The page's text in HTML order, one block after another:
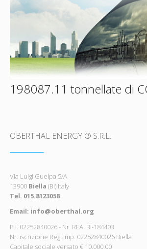
198087.11 tonnellate di
OBERTHAL ENERGY ® S.R.L.
Via Luigi Guelpa 5/A
13900 Biella (BI) Italy
Tel. 015.8123058
Email: info@oberthal.org
P.I. 02252840026 - Nr. REA: BI-184403
Nr. iscrizione Reg. Imp. 02252840026 Biella
Capitale sociale versato € 10.000,00